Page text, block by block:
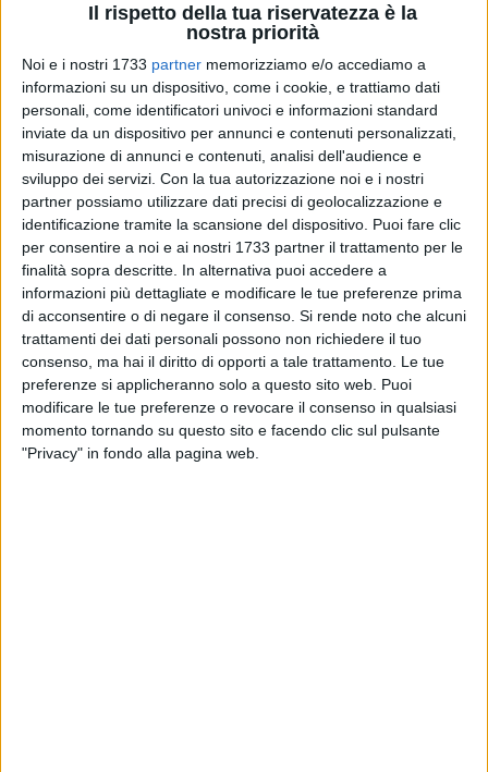
Il rispetto della tua riservatezza è la
nostra priorità
Noi e i nostri 1733 partner memorizziamo e/o accediamo a
informazioni su un dispositivo, come i cookie, e trattiamo dati
personali, come identificatori univoci e informazioni standard
inviate da un dispositivo per annunci e contenuti personalizzati,
misurazione di annunci e contenuti, analisi dell'audience e
sviluppo dei servizi. Con la tua autorizzazione noi e i nostri
partner possiamo utilizzare dati precisi di geolocalizzazione e
identificazione tramite la scansione del dispositivo. Puoi fare clic
per consentire a noi e ai nostri 1733 partner il trattamento per le
finalità sopra descritte. In alternativa puoi accedere a
informazioni più dettagliate e modificare le tue preferenze prima
di acconsentire o di negare il consenso. Si rende noto che alcuni
trattamenti dei dati personali possono non richiedere il tuo
consenso, ma hai il diritto di opporti a tale trattamento. Le tue
preferenze si applicheranno solo a questo sito web. Puoi
modificare le tue preferenze o revocare il consenso in qualsiasi
momento tornando su questo sito e facendo clic sul pulsante
"Privacy" in fondo alla pagina web.
26
A partire da mercoledì 15 maggio e fino a domenica 15
settembre cambiano gli orari di apertura dei centri comunali
di raccolta.
In particolare, il centro di via Padre Kolbe rimarrà chiuso tutti
i mercoledì nei quattro mesi estivi e sarà aperto tutti gli altri
giorni dalle 7 alle 13 (eccetto il martedì in cui l'orario sarà
dalle 8 alle 12) e dalle 15 alle 19 (eccetto la domenica in cui